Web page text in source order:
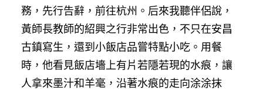
務，先行告辭，前往杭州。后來我聽伴侶說，
黃師長教師的紹興之行非常出色，不只在安昌
古鎮寫生，還到小飯店品嘗特點小吃。用餐
時，他看見飯店墻上有片若隱若現的水痕，讓
人拿來墨汁和羊毫，沿著水痕的走向涂涂抹